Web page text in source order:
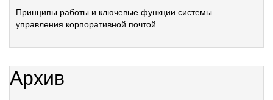
Принципы работы и ключевые функции системы
управления корпоративной почтой
Архив